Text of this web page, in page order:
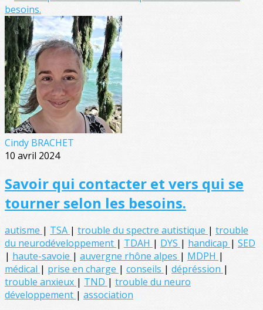
Cindy BRACHET
10 avril 2024
Savoir qui contacter et vers qui se
tourner selon les besoins.
autisme | TSA | trouble du spectre autistique | trouble
du neurodéveloppement | TDAH | DYS | handicap | SED
| haute-savoie | auvergne rhône alpes | MDPH |
médical | prise en charge | conseils | dépréssion |
trouble anxieux | TND | trouble du neuro
développement | association